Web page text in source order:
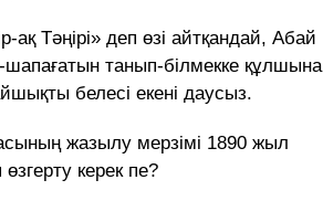
Тәңірі» деп өзі айтқандай, Абай
танып-білмекке құлшына
белесі екені даусыз.
жазылу мерзімі 1890 жыл
керек пе?